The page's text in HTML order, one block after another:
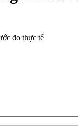
đo thực tế